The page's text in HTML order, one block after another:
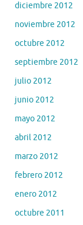
diciembre 2012
noviembre 2012
octubre 2012
septiembre 2012
julio 2012
junio 2012
mayo 2012
abril 2012
marzo 2012
febrero 2012
enero 2012
octubre 2011